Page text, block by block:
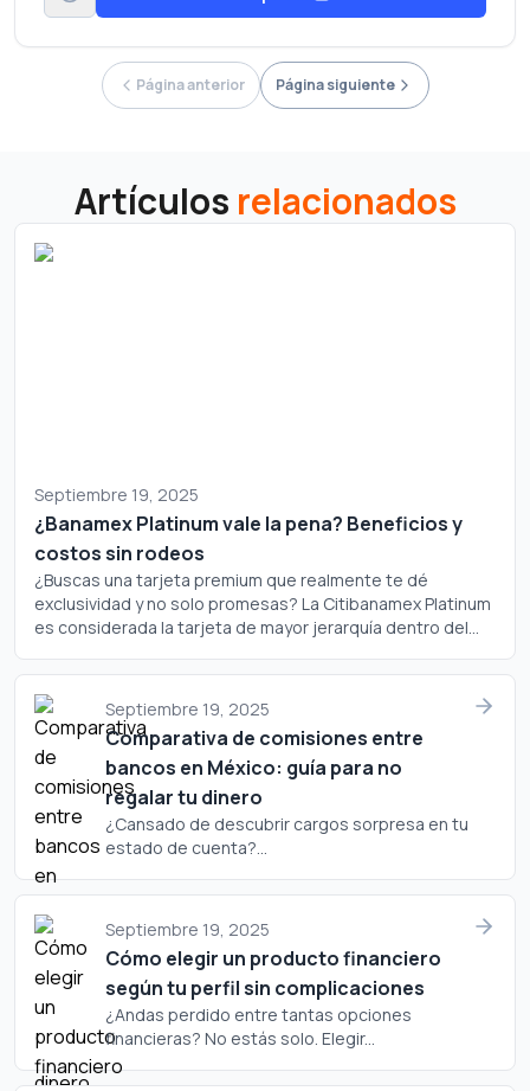
Página anterior Página siguiente
Artículos relacionados
Septiembre 19, 2025
¿Banamex Platinum vale la pena? Beneficios y
costos sin rodeos
¿Buscas una tarjeta premium que realmente te dé
exclusividad y no solo promesas? La Citibanamex Platinum
es considerada la tarjeta de mayor jerarquía dentro del
costo? Analicemos a fondo si este plástico merece un
lugar en tu cartera.Septiembre 19, 2025
Comparativa de comisiones entre
bancos en México: guía para no
regalar tu dinero
¿Cansado de descubrir cargos sorpresa en tu
estado de cuenta?...
Septiembre 19, 2025
Cómo elegir un producto financiero
según tu perfil sin complicaciones
¿Andas perdido entre tantas opciones
financieras? No estás solo. Elegir...